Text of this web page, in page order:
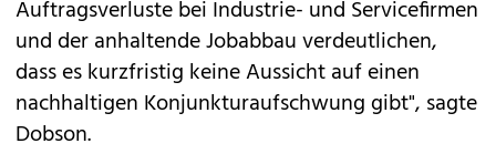
Auftragsverluste bei Industrie- und Servicefirmen
und der anhaltende Jobabbau verdeutlichen,
dass es kurzfristig keine Aussicht auf einen
nachhaltigen Konjunkturaufschwung gibt", sagte
Dobson.